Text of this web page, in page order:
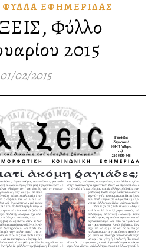
ΦΎΛΛΑ ἘΦΗΜΕΡΊΔΑΣ
Φύλλο
2015
01/02/2015